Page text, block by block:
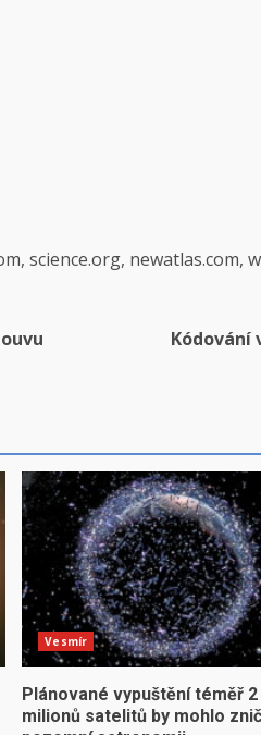
science.org, newatlas.com,
Kódování
Vesmír
Plánované vypuštění téměř 2
milionů satelitů by mohlo